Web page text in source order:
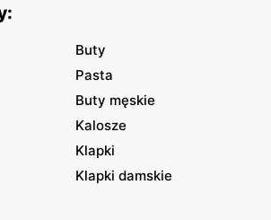
Buty
Pasta
Buty męskie
Kalosze
Klapki
Klapki damskie